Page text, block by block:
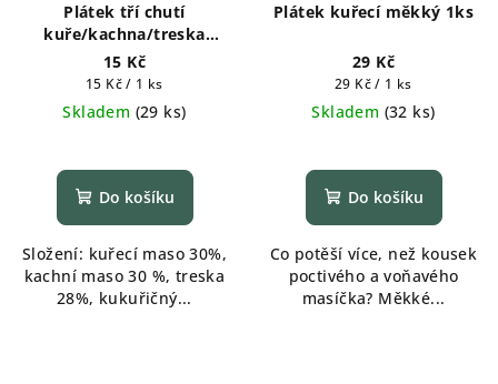
Plátek tří chutí
kuře/kachna/treska
měkké 1ks
15 Kč
Měrná
cena:
15 Kč / 1 ks
Skladem (29 ks)
Do košíku
Složení: kuřecí maso 30%,
kachní maso 30 %, treska
28%, kukuřičný...
Plátek kuřecí měkký 1ks
29 Kč
Měrná
cena:
29 Kč / 1 ks
Skladem (32 ks)
Do košíku
Co potěší více, než kousek
poctivého a voňavého
masíčka? Měkké...